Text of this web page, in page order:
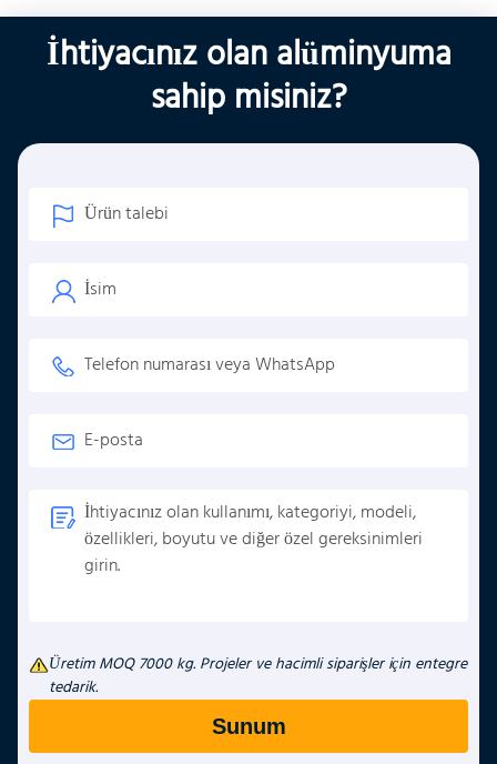
İhtiyacınız olan alüminyuma
sahip misiniz?
Üretim MOQ 7000 kg. Projeler ve hacimli siparişler için entegre
tedarik.